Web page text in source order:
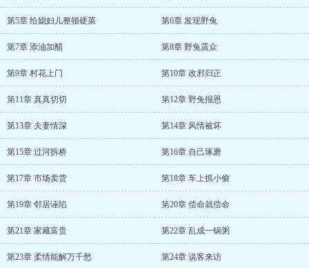
第5章 给媳妇儿整顿硬菜 第6章 发现野兔
第7章 添油加醋 第8章 野兔震众
第9章 村花上门 第10章 改邪归正
第11章 真真切切 第12章 野兔报恩
第13章 夫妻情深 第14章 风情被坏
第15章 过河拆桥 第16章 自己琢磨
第17章 市场卖货 第18章 车上抓小偷
第19章 邻居诬陷 第20章 偿命就偿命
第21章 家藏富贵 第22章 乱成一锅粥
第23章 柔情能解万千愁 第24章 说客来访